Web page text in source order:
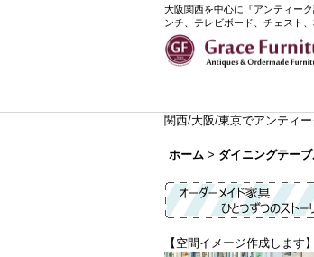
大阪関西を中心に『アンティー
ンチ、テレビボード、チェスト
関西/大阪/東京でアンティ
ホーム > ダイニングテーブ
【空間イメージ作成します】